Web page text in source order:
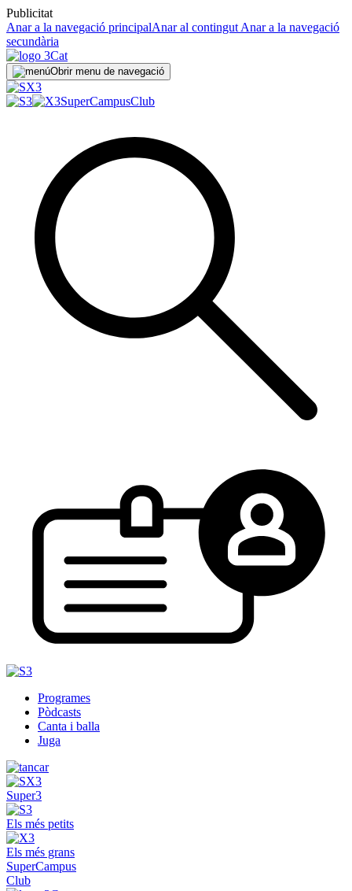
Publicitat
Anar a la navegació principalAnar al contingut Anar a la navegació
secundària
Obrir menu de navegació
SuperCampusClub
Programes
Pòdcasts
Canta i balla
Juga
Super3
Els més petits
Els més grans
SuperCampus
Club